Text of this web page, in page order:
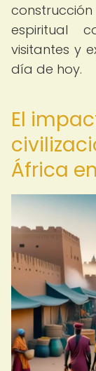
espiritual
visitantes y
día de hoy.
El
África